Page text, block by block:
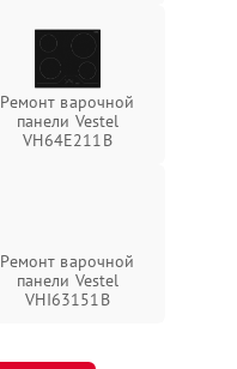
Ремонт варочной
панели Vestel
VH64E211B
Ремонт варочной
панели Vestel
VHI63151B